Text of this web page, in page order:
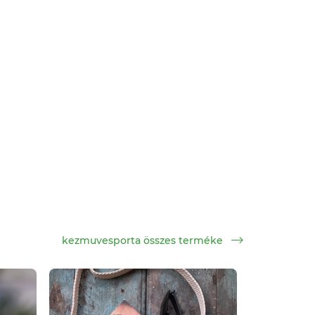
kezmuvesporta összes terméke